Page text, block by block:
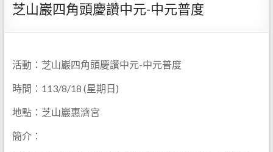
芝山巖四角頭慶讚中元-中元普度
活動：芝山巖四角頭慶讚中元-中元普度
時間：113/8/18 (星期日)
地點：芝山巖惠濟宮
簡介：